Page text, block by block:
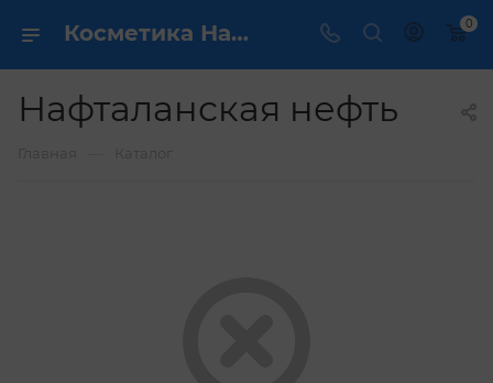
Косметика Нафталанская нефть - купить в интернет магазине ✔️ по выгодной цене 0
Нафталанская нефть